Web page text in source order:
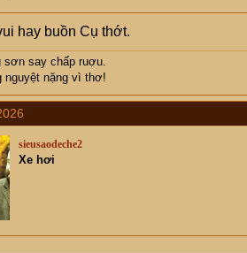
hay buồn Cụ thớt.
sơn say chấp ruợu.
nguyệt nặng vì thơ!
sieusaodeche2
Xe hơi